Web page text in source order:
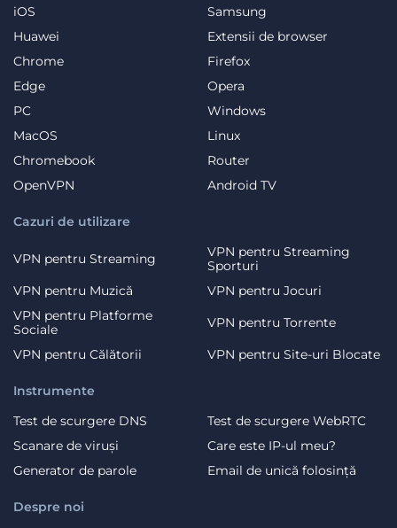
iOS
Samsung
Huawei
Extensii de browser
Chrome
Firefox
Edge
Opera
PC
Windows
MacOS
Linux
Chromebook
Router
OpenVPN
Android TV
Cazuri de utilizare
VPN pentru Streaming
VPN pentru Streaming
Sporturi
VPN pentru Muzică
VPN pentru Jocuri
VPN pentru Platforme
Sociale
VPN pentru Torrente
VPN pentru Călătorii
VPN pentru Site-uri Blocate
Despre noi
Instrumente
Test de scurgere DNS
Test de scurgere WebRTC
Scanare de viruși
Care este IP-ul meu?
Generator de parole
Email de unică folosință